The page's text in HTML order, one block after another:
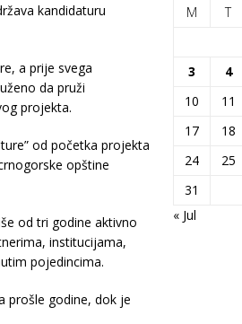
kandidaturu
a prije svega
da pruži
projekta.
od početka projekta
opštine
od tri godine aktivno
institucijama,
pojedincima.
prošle godine, dok je
M
T
3
4
10
11
17
18
24
25
31
« Jul